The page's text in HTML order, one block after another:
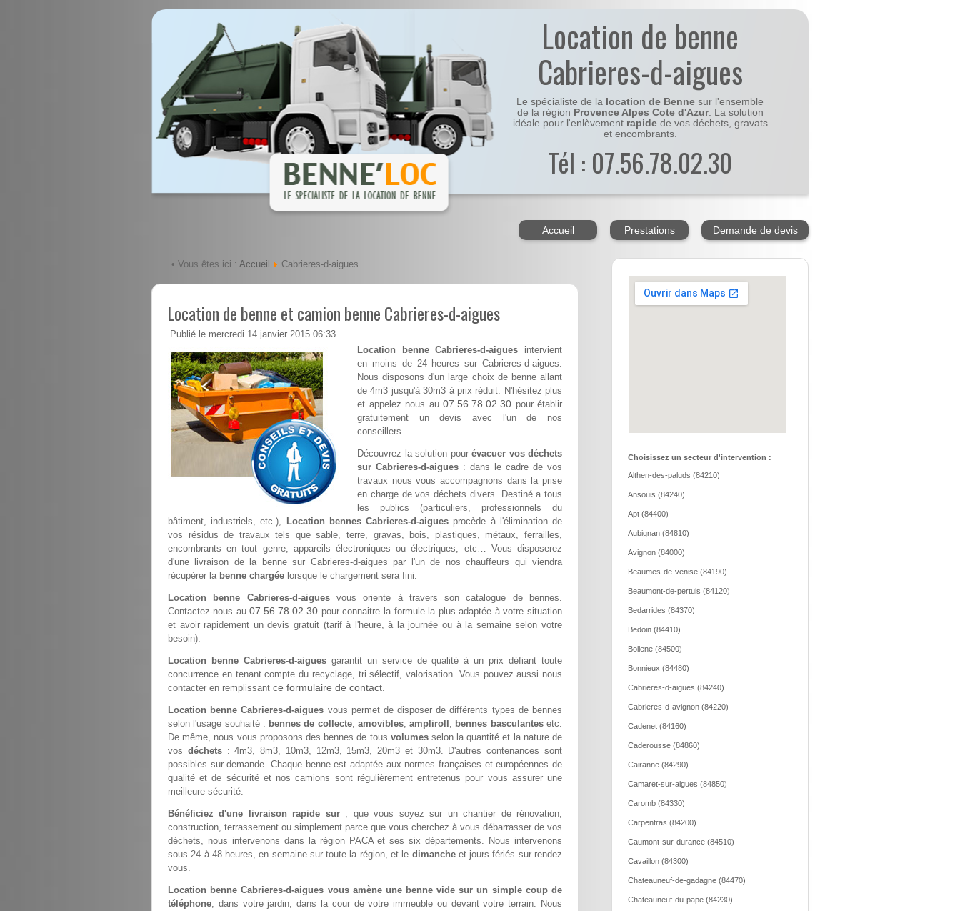
Location de benne
Cabrieres-d-aigues
Le spécialiste de la location de Benne sur l'ensemble
de la région Provence Alpes Cote d'Azur. La solution
idéale pour l'enlèvement rapidede vos déchets, gravats
et encombrants.
Tél : 07.56.78.02.30
Accueil Prestations Demande de devis
• Vous êtes ici : Accueil Cabrieres-d-aigues
Location de benne et camion benne Cabrieres-d-aigues
Publié le mercredi 14 janvier 2015 06:33
Location benne Cabrieres-d-aigues intervient
en moins de 24 heures sur Cabrieres-d-aigues.
Nous disposons d'un large choix de benne allant
de 4m3 jusqu'à 30m3 à prix réduit. N'hésitez plus
et appelez nous au 07.56.78.02.30 pour établir
gratuitement un devis avec l'un de nos
conseillers.
Découvrez la solution pour évacuer vos déchets
sur Cabrieres-d-aigues : dans le cadre de vos
travaux nous vous accompagnons dans la prise
en charge de vos déchets divers. Destiné a tous
les publics (particuliers, professionnels du
bâtiment, industriels, etc.),
Location bennes Cabrieres-d-aigues procède à l'élimination de
vos résidus de travaux tels que sable, terre, gravas, bois, plastiques, métaux, ferrailles,
encombrants en tout genre, appareils électroniques ou électriques, etc… Vous disposerez
d'une livraison de la benne sur Cabrieres-d-aigues par l'un de nos chauffeurs qui viendra
récupérer la benne chargée lorsque le chargement sera fini.
Location benne Cabrieres-d-aiguesvous oriente à travers son catalogue de bennes.
Contactez-nous au07.56.78.02.30 pour connaitre la formule la plus adaptée à votre situation
et avoir rapidement un devis gratuit (tarif à l'heure, à la journée ou à la semaine selon votre
besoin).
Location benne Cabrieres-d-aiguesgarantit un service de qualité à un prix défiant toute
concurrence en tenant compte du recyclage, tri sélectif, valorisation. Vous pouvez aussi nous
contacter en remplissant ce formulaire de contact.
Location benne Cabrieres-d-aigues vous permet de disposer de différents types de bennes
selon l'usage souhaité : bennes de collecte, amovibles,ampliroll , bennes basculantesetc.
De même, nous vous proposons des bennes de tous volumesselon la quantité et la nature de
vos déchets: 4m3, 8m3, 10m3, 12m3, 15m3, 20m3 et 30m3. D'autres contenances sont
possibles sur demande. Chaque benne est adaptée aux normes françaises et européennes de
qualité et de sécurité et nos camions sont régulièrement entretenus pour vous assurer une
meilleure sécurité.
Bénéficiez d'une livraison rapide sur , que vous soyez sur un chantier de rénovation,
construction, terrassement ou simplement parce que vous cherchez à vous débarrasser de vos
déchets, nous intervenons dans la région PACA et ses six départements. Nous intervenons
sous 24 à 48 heures, en semaine sur toute la région, et le dimancheet jours fériés sur rendez
vous.
Location benne Cabrieres-d-aigues vous amène une benne vide sur un simple coup de
téléphone, dans votre jardin, dans la cour de votre immeuble ou devant votre terrain. Nous
Choisissez un secteur d'intervention :
Althen-des-paluds (84210)
Ansouis (84240)
Apt (84400)
Aubignan (84810)
Avignon (84000)
Beaumes-de-venise (84190)
Beaumont-de-pertuis (84120)
Bedarrides (84370)
Bedoin (84410)
Bollene (84500)
Bonnieux (84480)
Cabrieres-d-aigues (84240)
Cabrieres-d-avignon (84220)
Cadenet (84160)
Caderousse (84860)
Cairanne (84290)
Camaret-sur-aigues (84850)
Caromb (84330)
Carpentras (84200)
Caumont-sur-durance (84510)
Cavaillon (84300)
Chateauneuf-de-gadagne (84470)
Chateauneuf-du-pape (84230)